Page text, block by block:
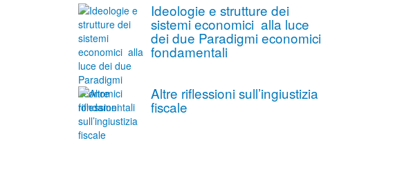
Ideologie e strutture dei
sistemi economici alla luce
dei due Paradigmi economici
fondamentali
Altre riflessioni sull’ingiustizia
fiscale